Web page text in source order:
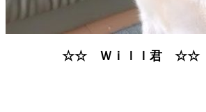
☆☆ Ｗｉｌｌ君 ☆☆